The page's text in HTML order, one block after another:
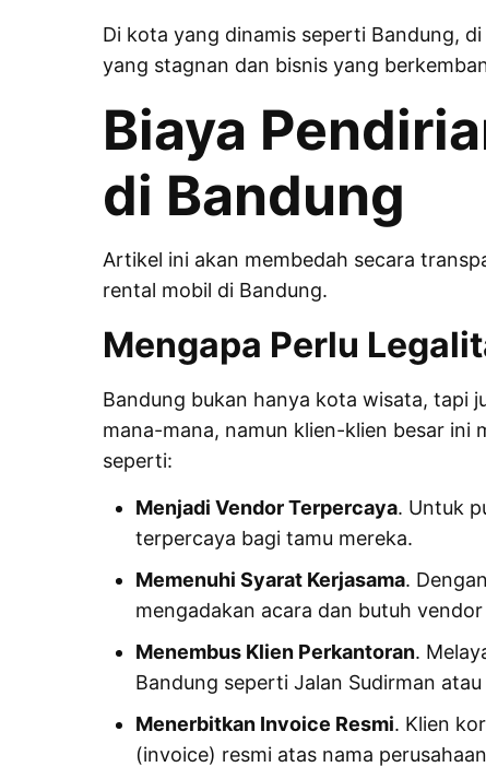
Di kota yang dinamis seperti Bandung,
yang stagnan dan bisnis yang
Biaya
di Bandung
Artikel ini akan membedah secara
rental mobil di Bandung.
Mengapa Perlu
Bandung bukan hanya kota wisata, tapi
mana-mana, namun klien-klien besar ini
seperti:
Menjadi Vendor Terpercaya. Untuk
terpercaya bagi tamu mereka.
Memenuhi Syarat Kerjasama. Dengan
mengadakan acara dan butuh
Menembus Klien Perkantoran.
Bandung seperti Jalan Sudirman
Menerbitkan Invoice Resmi. Klien
(invoice) resmi atas nama